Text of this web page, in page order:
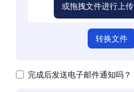
或拖拽文件进行上传
转换文件
完成后发送电子邮件通知吗？